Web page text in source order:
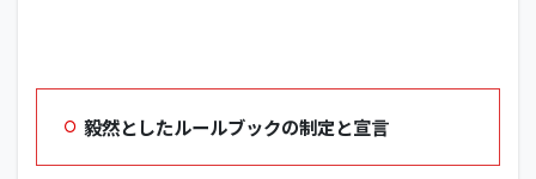
毅然としたルールブックの制定と宣言